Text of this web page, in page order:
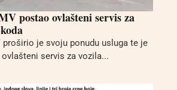
postao ovlašteni servis za
proširio je svoju ponudu usluga te je
servis za vozila...